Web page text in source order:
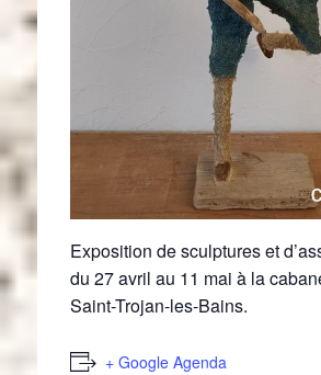
Exposition de sculptures et
du 27 avril au 11 mai à la
Saint-Trojan-les-Bains.
+ Google Agenda